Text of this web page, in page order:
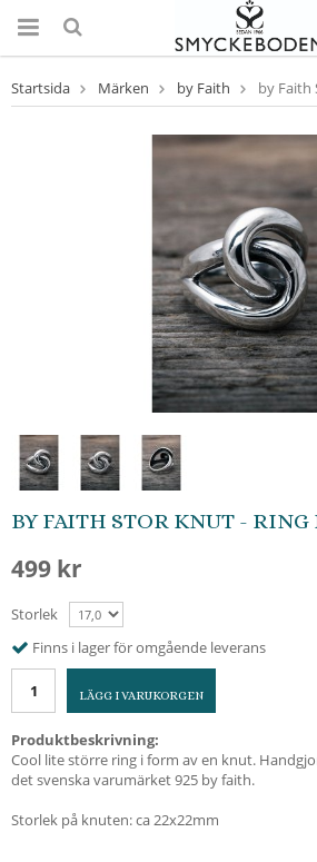
Startsida Märken by Faith by Faith
BY FAITH STOR KNUT - RING
499 kr
Storlek
Finns i lager för omgående leverans
LÄGG I VARUKORGEN
Produktbeskrivning:
Cool lite större ring i form av en knut.
det svenska varumärket 925 by faith.
Storlek på knuten: ca 22x22mm